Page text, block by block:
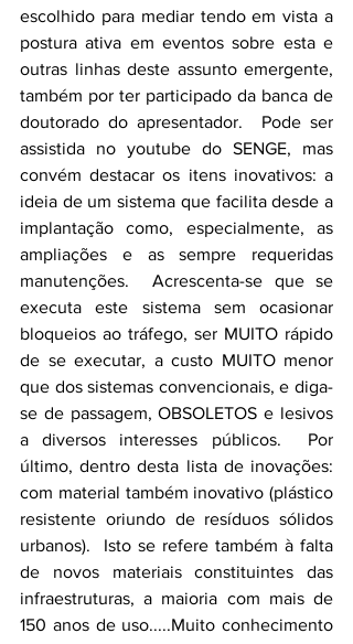
escolhido para mediar tendo em vista a
postura ativa em eventos sobre esta e
outras linhas deste assunto emergente,
também por ter participado da banca de
doutorado do apresentador.  Pode ser
assistida no youtube do SENGE, mas
convém destacar os itens inovativos: a
ideia de um sistema que facilita desde a
implantação como, especialmente, as
ampliações e as sempre requeridas
manutenções.  Acrescenta-se que se
executa este sistema sem ocasionar
bloqueios ao tráfego, ser MUITO rápido
de se executar, a custo MUITO menor
que dos sistemas convencionais, e diga-
se de passagem, OBSOLETOS e lesivos
a diversos interesses públicos.  Por
último, dentro desta lista de inovações:
com material também inovativo (plástico
resistente oriundo de resíduos sólidos
urbanos).  Isto se refere também à falta
de novos materiais constituintes das
infraestruturas, a maioria com mais de
150 anos de uso.....Muito conhecimento